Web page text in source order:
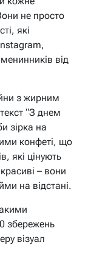
не просто
які
від
з жирним
“З днем
зірка на
конфеті, що
які цінують
– вони
на відстані.
збережень
візуал